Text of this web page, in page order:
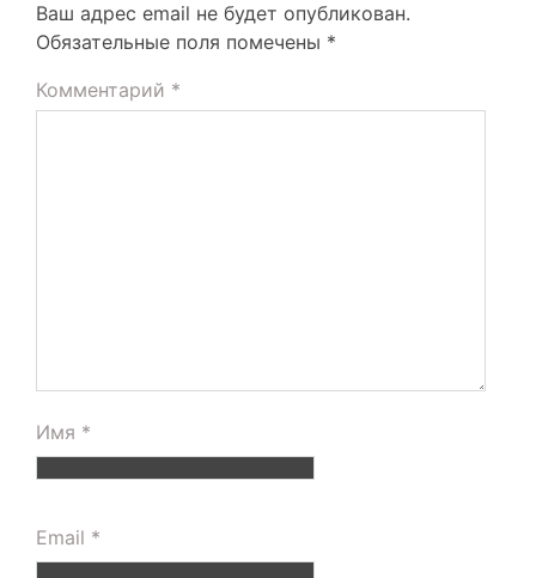
Ваш адрес email не будет опубликован.
Обязательные поля помечены *
Комментарий *
Имя *
Email *